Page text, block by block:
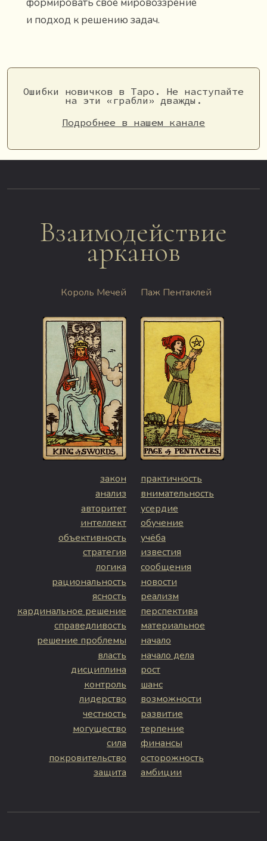
и подход к решению задач.
Ошибки новичков в Таро. Не наступайте
на эти «грабли» дважды.
Подробнее в нашем канале
Взаимодействие
арканов
Король Мечей Паж Пентаклей
закон
анализ
авторитет
интеллект
объективность
стратегия
логика
рациональность
ясность
кардинальное решение
справедливость
решение проблемы
власть
дисциплина
контроль
лидерство
честность
могущество
сила
покровительство
защита
практичность
внимательность
усердие
обучение
учёба
известия
сообщения
новости
реализм
перспектива
материальное
начало
начало дела
рост
шанс
возможности
развитие
терпение
финансы
осторожность
амбиции